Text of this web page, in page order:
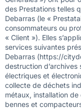
des Prestations telles
Debarras (le «
consommateurs ou
« Client »). Elles
services suivantes
Debarras (https://
destruction d’archives
électriques et
collecte de déchets
métaux, installation
bennes et